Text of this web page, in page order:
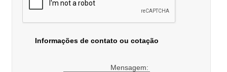
Informações de contato ou cotação
Mensagem: